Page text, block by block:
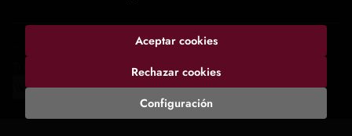
. Todos los Derechos Reservados |
Configuración
Rechazar cookies
Aceptar cookies